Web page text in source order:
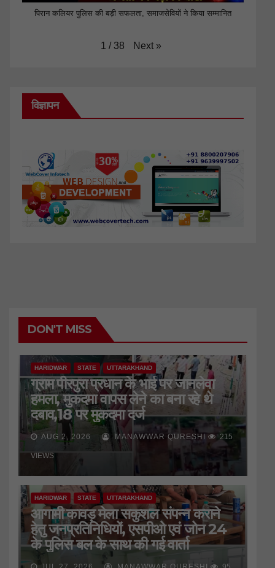
पिरान कलियर पुलिस की बड़ी सफलता, समाजसेवियों ने किया सम्मानित
1 / 38 Next »
विज्ञापन
DON'T MISS
HARIDWAR STATE UTTARAKHAND
ग्राम पीरपुरा प्रधान के भाई पर जानलेवा
हमला, मुकदमा वापस लेने का बना रहे थे
दबाव,18 पर मुकदमा दर्ज
AUG 2, 2026 MANAWWAR QURESHI 215
VIEWS
HARIDWAR STATE UTTARAKHAND
आगामी कावड़ मेला सकुशल संपन्न कराने
हेतु जनप्रतिनिधियों, एसपीओ एवं जोन 24
के पुलिस बल के साथ की गई वार्ता